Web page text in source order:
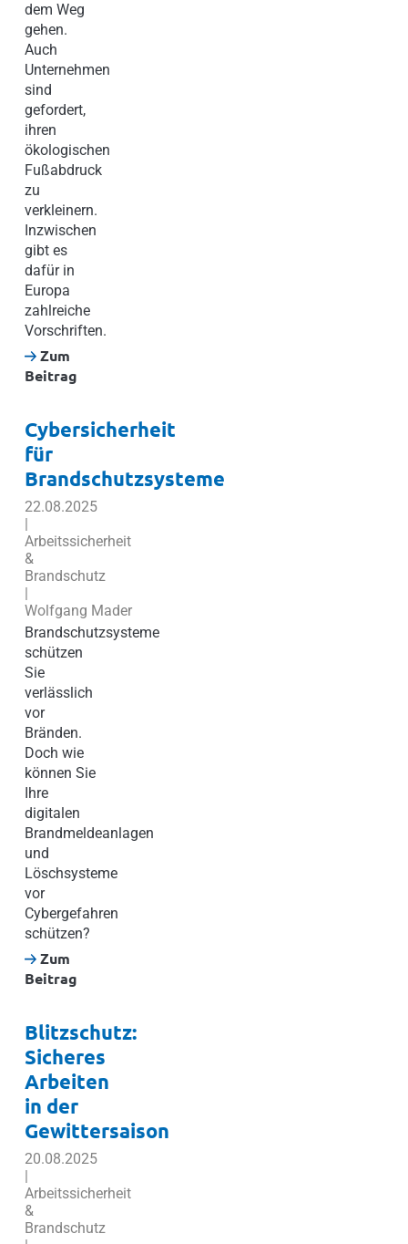
dem Weg
gehen.
Auch
Unternehmen
sind
gefordert,
ihren
ökologischen
Fußabdruck
zu
verkleinern.
Inzwischen
gibt es
dafür in
Europa
zahlreiche
Vorschriften.
Zum
Beitrag
Cybersicherheit
für
Brandschutzsysteme
22.08.2025
Arbeitssicherheit
&
Brandschutz
Wolfgang Mader
Brandschutzsysteme
schützen
Sie
verlässlich
vor
Bränden.
Doch wie
können Sie
Ihre
digitalen
Brandmeldeanlagen
und
Löschsysteme
vor
Cybergefahren
schützen?
Zum
Beitrag
Blitzschutz:
Sicheres
Arbeiten
in der
Gewittersaison
20.08.2025
Arbeitssicherheit
&
Brandschutz